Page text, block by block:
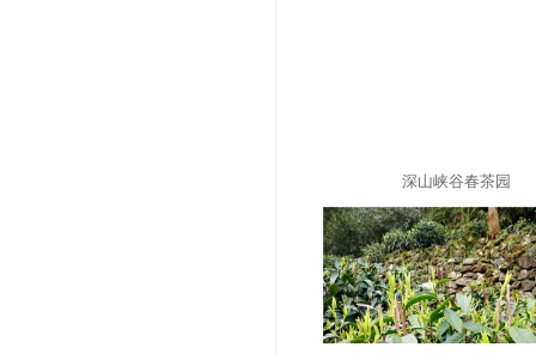
深山峡谷春茶园